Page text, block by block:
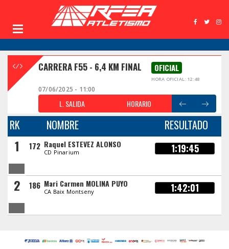
CARRERA F55 - 6,4 KM FINAL OFICIAL
HORA OFICIAL: 12:48
07/06/2025 - 11:00
L. SALIDA HORARIO
RK NOMBRE RESULTADO
1 172 Raquel ESTEVEZ ALONSO
CD Pinarium 1:19:45
2 186 Mari Carmen MOLINA PUYO
CA Baix Montseny 1:42:01